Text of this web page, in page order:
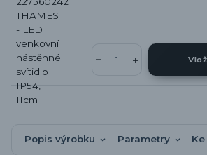
Popis výrobku Parametry